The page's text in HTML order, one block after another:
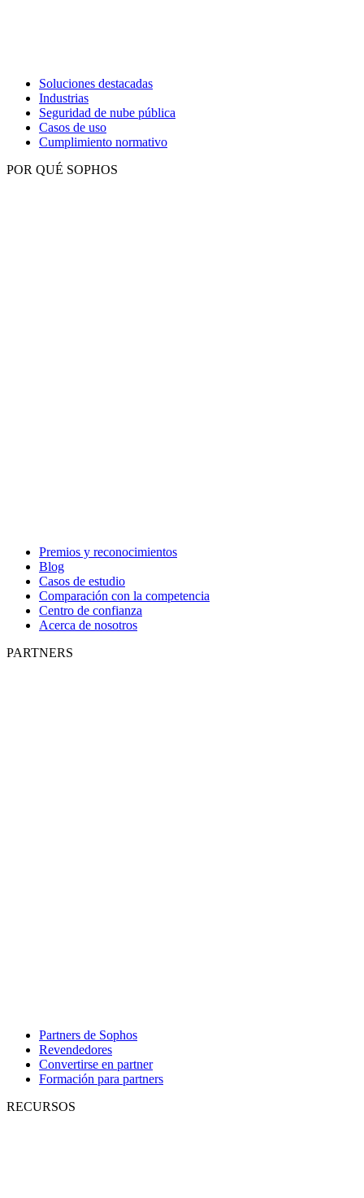
Soluciones destacadas
Industrias
Seguridad de nube pública
Casos de uso
Cumplimiento normativo
POR QUÉ SOPHOS
Premios y reconocimientos
Blog
Casos de estudio
Comparación con la competencia
Centro de confianza
Acerca de nosotros
PARTNERS
Partners de Sophos
Revendedores
Convertirse en partner
Formación para partners
RECURSOS